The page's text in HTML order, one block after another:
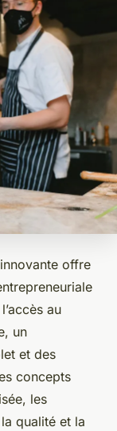
offre
au
un
et des
concepts
les
qualité et la